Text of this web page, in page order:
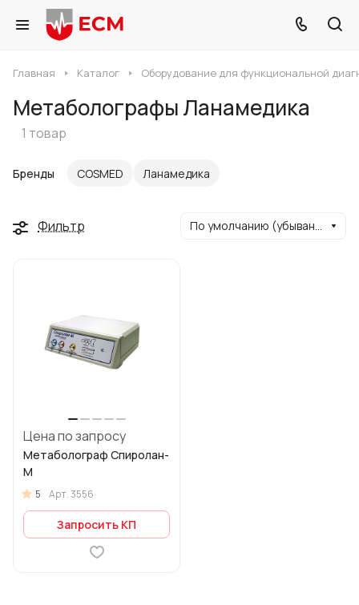
Главная Каталог Оборудование для функциональной
Метаболографы Ланамедика
1 товар
Бренды COSMED Ланамедика
Фильтр По умолчанию (убывание)
Цена по запросу
Метаболограф Спиролан-
М
5 Арт.3556
Запросить КП